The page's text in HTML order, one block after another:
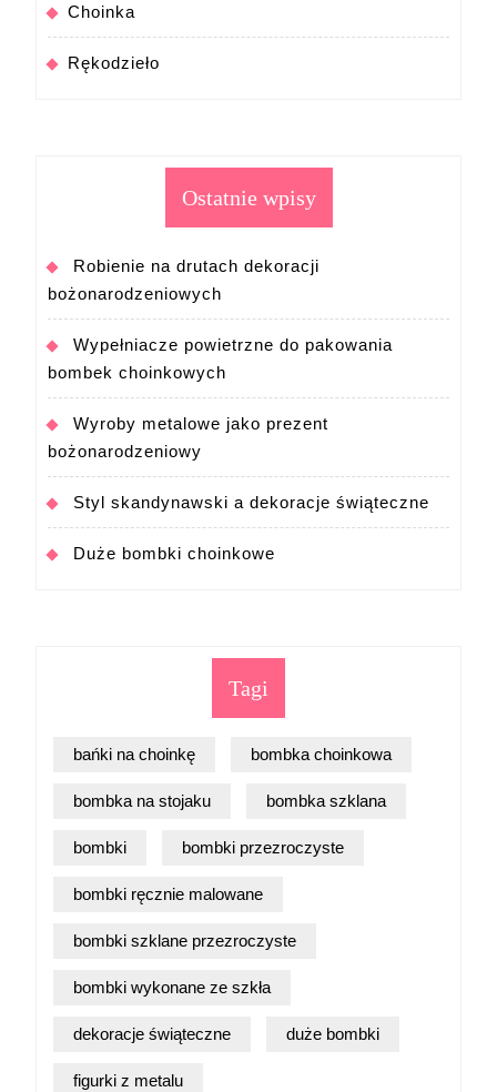
Choinka
Rękodzieło
Ostatnie wpisy
Robienie na drutach dekoracji
bożonarodzeniowych
Wypełniacze powietrzne do pakowania
bombek choinkowych
Wyroby metalowe jako prezent
bożonarodzeniowy
Styl skandynawski a dekoracje świąteczne
Duże bombki choinkowe
Tagi
bańki na choinkę bombka choinkowa
bombka na stojaku bombka szklana
bombki bombki przezroczyste
bombki ręcznie malowane
bombki szklane przezroczyste
bombki wykonane ze szkła
dekoracje świąteczne duże bombki
figurki z metalu